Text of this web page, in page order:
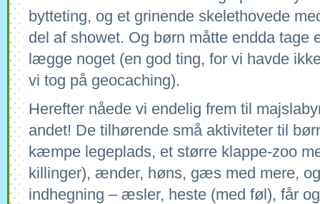
bytteting, og et grinende skelethovede
del af showet. Og børn måtte endda tage
lægge noget (en god ting, for vi havde
vi tog på geocaching).
Herefter nåede vi endelig frem til
andet! De tilhørende små aktiviteter til
kæmpe legeplads, et større klappe-zoo
killinger), ænder, høns, gæs med mere,
indhegning – æsler, heste (med føl), får